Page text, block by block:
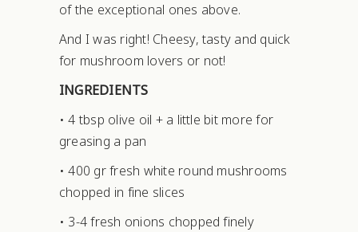
of the exceptional ones above.
And I was right! Cheesy, tasty and quick
for mushroom lovers or not!
INGREDIENTS
• 4 tbsp olive oil + a little bit more for
greasing a pan
• 400 gr fresh white round mushrooms
chopped in fine slices
• 3-4 fresh onions chopped finely